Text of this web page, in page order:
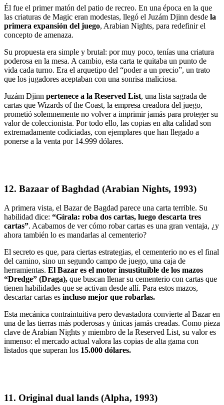
Él fue el primer matón del patio de recreo. En una época en la que
las criaturas de Magic eran modestas, llegó el Juzám Djinn desde la
primera expansión del juego, Arabian Nights, para redefinir el
concepto de amenaza.
Su propuesta era simple y brutal: por muy poco, tenías una criatura
poderosa en la mesa. A cambio, esta carta te quitaba un punto de
vida cada turno. Era el arquetipo del “poder a un precio”, un trato
que los jugadores aceptaban con una sonrisa maliciosa.
Juzám Djinn pertenece a la Reserved List, una lista sagrada de
cartas que Wizards of the Coast, la empresa creadora del juego,
prometió solemnemente no volver a imprimir jamás para proteger su
valor de coleccionista. Por todo ello, las copias en alta calidad son
extremadamente codiciadas, con ejemplares que han llegado a
ponerse a la venta por 14.999 dólares.
12. Bazaar of Baghdad (Arabian Nights, 1993)
A primera vista, el Bazar de Bagdad parece una carta terrible. Su
habilidad dice: “Gírala: roba dos cartas, luego descarta tres
cartas”. Acabamos de ver cómo robar cartas es una gran ventaja, ¿y
ahora también lo es mandarlas al cementerio?
El secreto es que, para ciertas estrategias, el cementerio no es el final
del camino, sino un segundo campo de juego, una caja de
herramientas. El Bazar es el motor insustituible de los mazos
“Dredge” (Draga), que buscan llenar su cementerio con cartas que
tienen habilidades que se activan desde allí. Para estos mazos,
descartar cartas es incluso mejor que robarlas.
Esta mecánica contraintuitiva pero devastadora convierte al Bazar en
una de las tierras más poderosas y únicas jamás creadas. Como pieza
clave de Arabian Nights y miembro de la Reserved List, su valor es
inmenso: el mercado actual valora las copias de alta gama con
listados que superan los 15.000 dólares.
11. Original dual lands (Alpha, 1993)